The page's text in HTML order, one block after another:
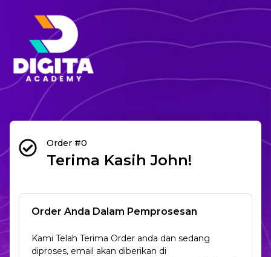
Order #0
Terima Kasih John!
Order Anda Dalam Pemprosesan
Kami Telah Terima Order anda dan sedang
diproses, email akan diberikan di